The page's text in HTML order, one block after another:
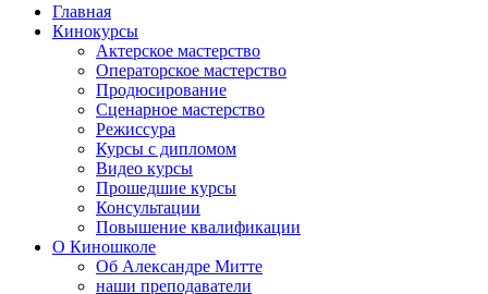
Главная
Кинокурсы
Актерское мастерство
Операторское мастерство
Продюсирование
Сценарное мастерство
Режиссура
Курсы с дипломом
Видео курсы
Прошедшие курсы
Консультации
Повышение квалификации
О Киношколе
Об Александре Митте
наши преподаватели